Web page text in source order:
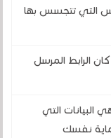
التي تتجسس بها
الرابط المرسل
البيانات التي
نفسك